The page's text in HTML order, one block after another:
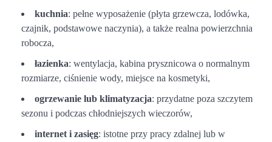
kuchnia: pełne wyposażenie (płyta grzewcza, lodówka,
czajnik, podstawowe naczynia), a także realna powierzchnia
robocza,
łazienka: wentylacja, kabina prysznicowa o normalnym
rozmiarze, ciśnienie wody, miejsce na kosmetyki,
ogrzewanie lub klimatyzacja: przydatne poza szczytem
sezonu i podczas chłodniejszych wieczorów,
internet i zasięg: istotne przy pracy zdalnej lub w